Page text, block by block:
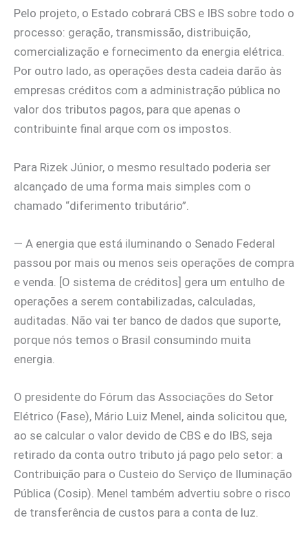
Pelo projeto, o Estado cobrará CBS e IBS sobre todo o
processo: geração, transmissão, distribuição,
comercialização e fornecimento da energia elétrica.
Por outro lado, as operações desta cadeia darão às
empresas créditos com a administração pública no
valor dos tributos pagos, para que apenas o
contribuinte final arque com os impostos.
Para Rizek Júnior, o mesmo resultado poderia ser
alcançado de uma forma mais simples com o
chamado “diferimento tributário”.
— A energia que está iluminando o Senado Federal
passou por mais ou menos seis operações de compra
e venda. [O sistema de créditos] gera um entulho de
operações a serem contabilizadas, calculadas,
auditadas. Não vai ter banco de dados que suporte,
porque nós temos o Brasil consumindo muita
energia.
O presidente do Fórum das Associações do Setor
Elétrico (Fase), Mário Luiz Menel, ainda solicitou que,
ao se calcular o valor devido de CBS e do IBS, seja
retirado da conta outro tributo já pago pelo setor: a
Contribuição para o Custeio do Serviço de Iluminação
Pública (Cosip). Menel também advertiu sobre o risco
de transferência de custos para a conta de luz.